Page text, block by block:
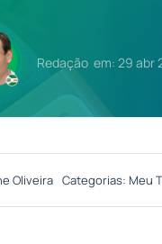
Redação em: 29 abr
Oliveira Categorias: Meu